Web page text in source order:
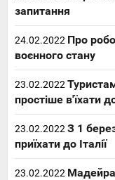
запитання
24.02.2022 Про
воєнного стану
23.02.2022
простіше в'їхати
23.02.2022 З 1
приїхати до Італії
23.02.2022 Мадейра